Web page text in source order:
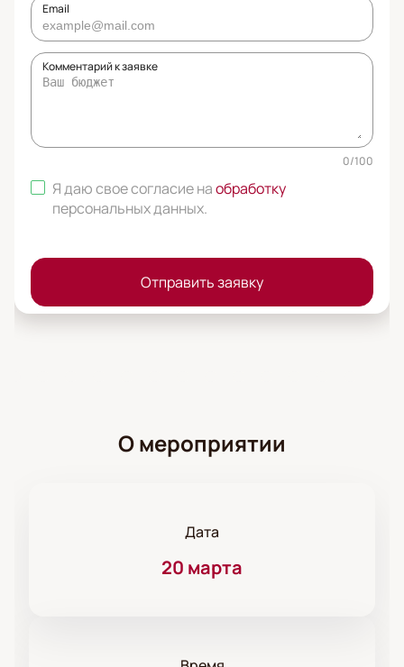
Email
Комментарий к заявке
0/100
Я даю свое согласие наобработку
персональных данных.
Отправить заявку
О мероприятии
Дата
20 марта